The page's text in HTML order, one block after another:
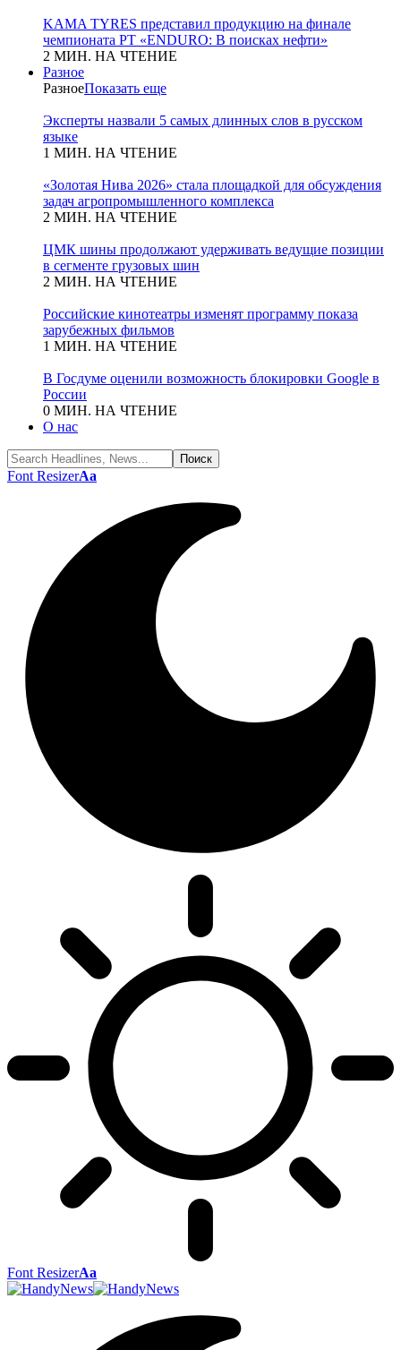
KAMA TYRES представил продукцию на финале
чемпионата РТ «ENDURO: В поисках нефти»
2 МИН. НА ЧТЕНИЕ
Разное
РазноеПоказать еще
Эксперты назвали 5 самых длинных слов в русском
языке
1 МИН. НА ЧТЕНИЕ
«Золотая Нива 2026» стала площадкой для обсуждения
задач агропромышленного комплекса
2 МИН. НА ЧТЕНИЕ
ЦМК шины продолжают удерживать ведущие позиции
в сегменте грузовых шин
2 МИН. НА ЧТЕНИЕ
Российские кинотеатры изменят программу показа
зарубежных фильмов
1 МИН. НА ЧТЕНИЕ
В Госдуме оценили возможность блокировки Google в
России
0 МИН. НА ЧТЕНИЕ
О нас
Font ResizerAa
Font ResizerAa